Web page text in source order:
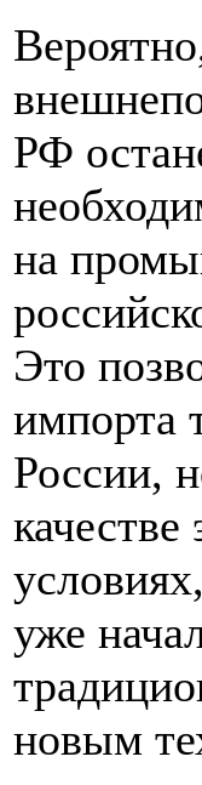
РФ
на
Это
импорта
России,
уже
новым